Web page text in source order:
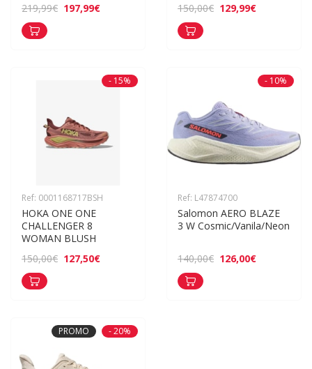
219,99€ 197,99€
150,00€ 129,99€
- 15%
Ref: 0001168717BSH
HOKA ONE ONE
CHALLENGER 8
WOMAN BLUSH
150,00€ 127,50€
- 10%
Ref: L47874700
Salomon AERO BLAZE
3 W Cosmic/Vanila/Neon
140,00€ 126,00€
PROMO - 20%